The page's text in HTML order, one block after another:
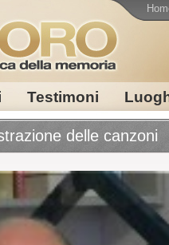
Testimoni
delle canzoni